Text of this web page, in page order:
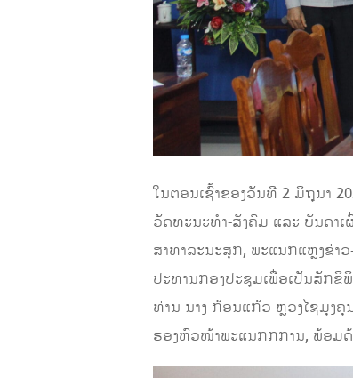
ໃນຕອນເຊົ້າຂອງວັນທີ 2 ມິຖຸນາ
ວັດທະນະທຳ-ສັງຄົມ ແລະ ບັນດາ
ສາທາລະນະສຸກ, ພະແນກແຫຼງຂ່າ
ປະທານກອງປະຊຸມເພື່ອເປັນສັກຂິ
ທ່ານ ນາງ ກ້ອນແກ້ວ ຫຼວງໄຊມຸງ
ຮອງຫົວໜ້າພະແນກກການ, ພ້ອມ